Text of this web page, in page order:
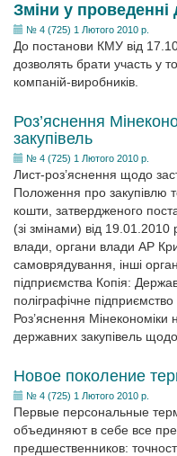
Зміни у проведенні
№ 4 (725) 1 Лютого 2010 р.
До постанови КМУ від
дозволять брати участь у
компаній-виробників.
Роз’яснення
закупівель
№ 4 (725) 1 Лютого 2010 р.
Лист-роз’яснення щодо
Положення про закупівлю
кошти, затвердженого
(зі змінами) від
влади, органи влади АР
самоврядування, інші
підприємства Копія:
поліграфічне
Роз’яснення Мінекономіки
державних закупівель
Новое поколение
№ 4 (725) 1 Лютого 2010 р.
Первые персональные
объединяют в себе все
предшественников: